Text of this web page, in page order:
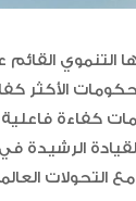
القائم
الأكثر
ضمن قائمة أكثر 10
القيادة
التحولات